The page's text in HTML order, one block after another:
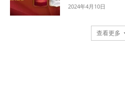
2024年4月10日
查看更多